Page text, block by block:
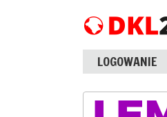
LOGOWANIE